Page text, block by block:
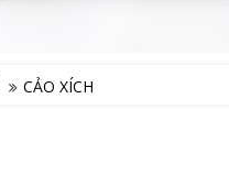
CẢO XÍCH